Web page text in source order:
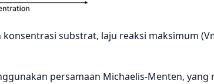
substrat, laju reaksi maksimum
persamaan Michaelis-Menten, yang